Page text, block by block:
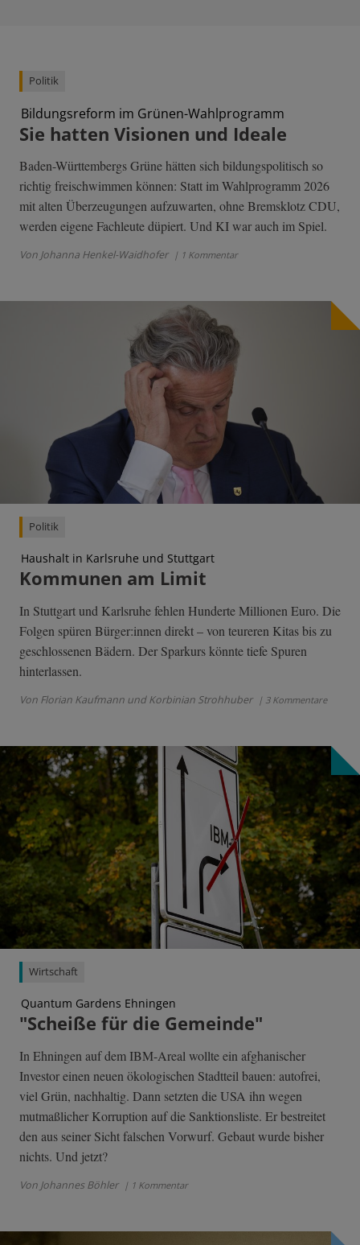
Politik
Bildungsreform im Grünen-Wahlprogramm
Sie hatten Visionen und Ideale
Baden-Württembergs Grüne hätten sich bildungspolitisch so
richtig freischwimmen können: Statt im Wahlprogramm 2026
mit alten Überzeugungen aufzuwarten, ohne Bremsklotz CDU,
werden eigene Fachleute düpiert. Und KI war auch im Spiel.
Von Johanna Henkel-Waidhofer | 1 Kommentar
Politik
Haushalt in Karlsruhe und Stuttgart
Kommunen am Limit
In Stuttgart und Karlsruhe fehlen Hunderte Millionen Euro. Die
Folgen spüren Bürger:innen direkt – von teureren Kitas bis zu
geschlossenen Bädern. Der Sparkurs könnte tiefe Spuren
hinterlassen.
Von Florian Kaufmann und Korbinian Strohhuber | 3 Kommentare
Wirtschaft
Quantum Gardens Ehningen
"Scheiße für die Gemeinde"
In Ehningen auf dem IBM-Areal wollte ein afghanischer
Investor einen neuen ökologischen Stadtteil bauen: autofrei,
viel Grün, nachhaltig. Dann setzten die USA ihn wegen
mutmaßlicher Korruption auf die Sanktionsliste. Er bestreitet
den aus seiner Sicht falschen Vorwurf. Gebaut wurde bisher
nichts. Und jetzt?
Von Johannes Böhler | 1 Kommentar